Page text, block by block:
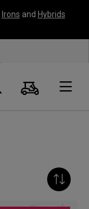
Irons and Hybrids
Panier